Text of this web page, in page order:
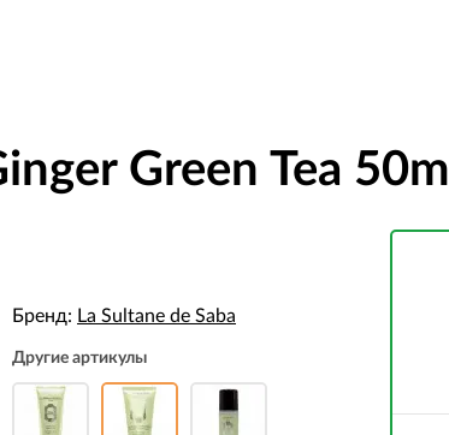
Green Tea 50ml
Бренд: La Sultane de Saba
Другие артикулы